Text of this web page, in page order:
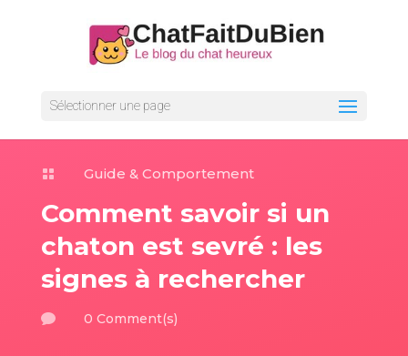
Sélectionner une page
 Guide & Comportement
Comment savoir si un
chaton est sevré : les
signes à rechercher
 0 Comment(s)